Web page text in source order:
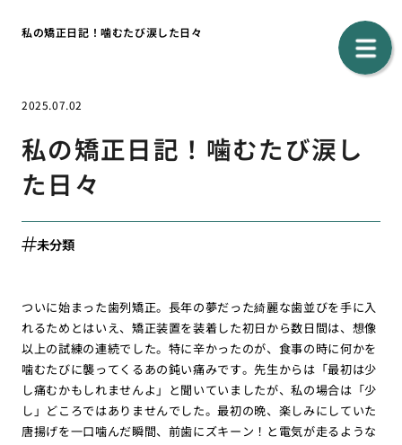
私の矯正日記！噛むたび涙した日々
2025.07.02
私の矯正日記！噛むたび涙し
た日々
未分類
ついに始まった歯列矯正。長年の夢だった綺麗な歯並びを手に入
れるためとはいえ、矯正装置を装着した初日から数日間は、想像
以上の試練の連続でした。特に辛かったのが、食事の時に何かを
噛むたびに襲ってくるあの鈍い痛みです。先生からは「最初は少
し痛むかもしれませんよ」と聞いていましたが、私の場合は「少
し」どころではありませんでした。最初の晩、楽しみにしていた
唐揚げを一口噛んだ瞬間、前歯にズキーン！と電気が走るような